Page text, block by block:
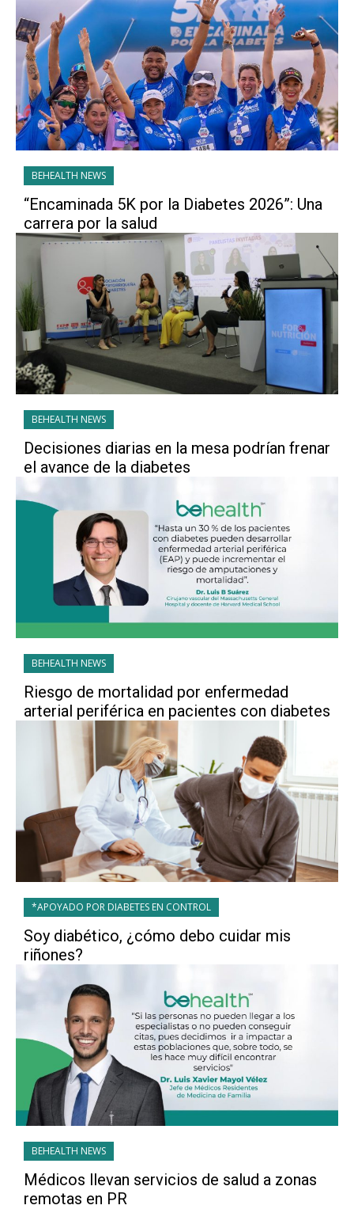
BEHEALTH NEWS
“Encaminada 5K por la Diabetes 2026”: Una
carrera por la salud
BEHEALTH NEWS
Decisiones diarias en la mesa podrían frenar
el avance de la diabetes
BEHEALTH NEWS
Riesgo de mortalidad por enfermedad
arterial periférica en pacientes con diabetes
*APOYADO POR DIABETES EN CONTROL
Soy diabético, ¿cómo debo cuidar mis
riñones?
BEHEALTH NEWS
Médicos llevan servicios de salud a zonas
remotas en PR